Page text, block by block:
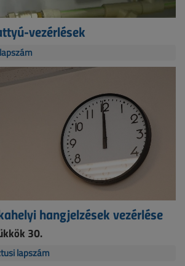
vezérlések
hangjelzések vezérlése
30.
lapszám